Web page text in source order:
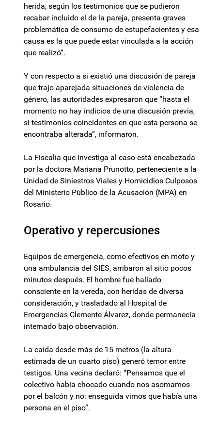
herida, según los testimonios que se pudieron
recabar incluido el de la pareja, presenta graves
problemática de consumo de estupefacientes y esa
causa es la que puede estar vinculada a la acción
que realizó“.
Y con respecto a si existió una discusión de pareja
que trajo aparejada situaciones de violencia de
género, las autoridades expresaron que “hasta el
momento no hay indicios de una discusión previa,
si testimonios coincidentes en que esta persona se
encontraba alterada“, informaron.
La Fiscalía que investiga al caso está encabezada
por la doctora Mariana Prunotto, perteneciente a la
Unidad de Siniestros Viales y Homicidios Culposos
del Ministerio Público de la Acusación (MPA) en
Rosario.
Operativo y repercusiones
Equipos de emergencia, como efectivos en moto y
una ambulancia del SIES, arribaron al sitio pocos
minutos después. El hombre fue hallado
consciente en la vereda, con heridas de diversa
consideración, y trasladado al Hospital de
Emergencias Clemente Álvarez, donde permanecía
internado bajo observación.
La caída desde más de 15 metros (la altura
estimada de un cuarto piso) generó temor entre
testigos. Una vecina declaró: “Pensamos que el
colectivo había chocado cuando nos asomamos
por el balcón y no: enseguida vimos que había una
persona en el piso”.